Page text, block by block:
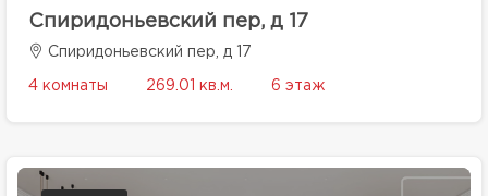
Спиридоньевский пер, д 17
Спиридоньевский пер, д 17
4 комнаты 269.01 кв.м. 6 этаж